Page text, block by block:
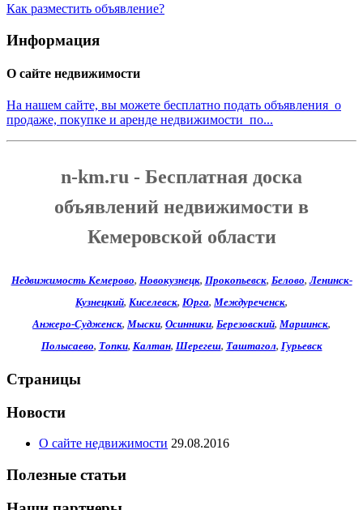
Как разместить объявление?
Информация
О сайте недвижимости
На нашем сайте, вы можете бесплатно подать объявления о
продаже, покупке и аренде недвижимости по...
n-km.ru - Бесплатная доска
объявлений недвижимости в
Кемеровской области
Недвижимость Кемерово, Новокузнецк, Прокопьевск, Белово,Ленинск-
Кузнецкий, Киселевск, Юрга, Междуреченск,
Анжеро-Судженск, Мыски, Осинники, Березовский, Мариинск,
Полысаево, Топки, Калтан, Шерегеш, Таштагол, Гурьевск
Страницы
Новости
О сайте недвижимости 29.08.2016
Полезные статьи